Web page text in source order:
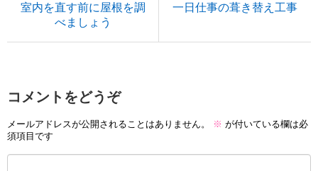
室内を直す前に屋根を調
べましょう
一日仕事の葺き替え工事
コメントをどうぞ
メールアドレスが公開されることはありません。 ※ が付いている欄は必
須項目です